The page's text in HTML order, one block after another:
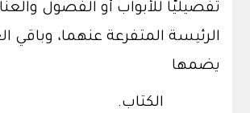
تفصيليًّا للأبواب أو الفصول
الرئيسة المتفرعة عنهما، وباقي
يضمها
الكتاب.